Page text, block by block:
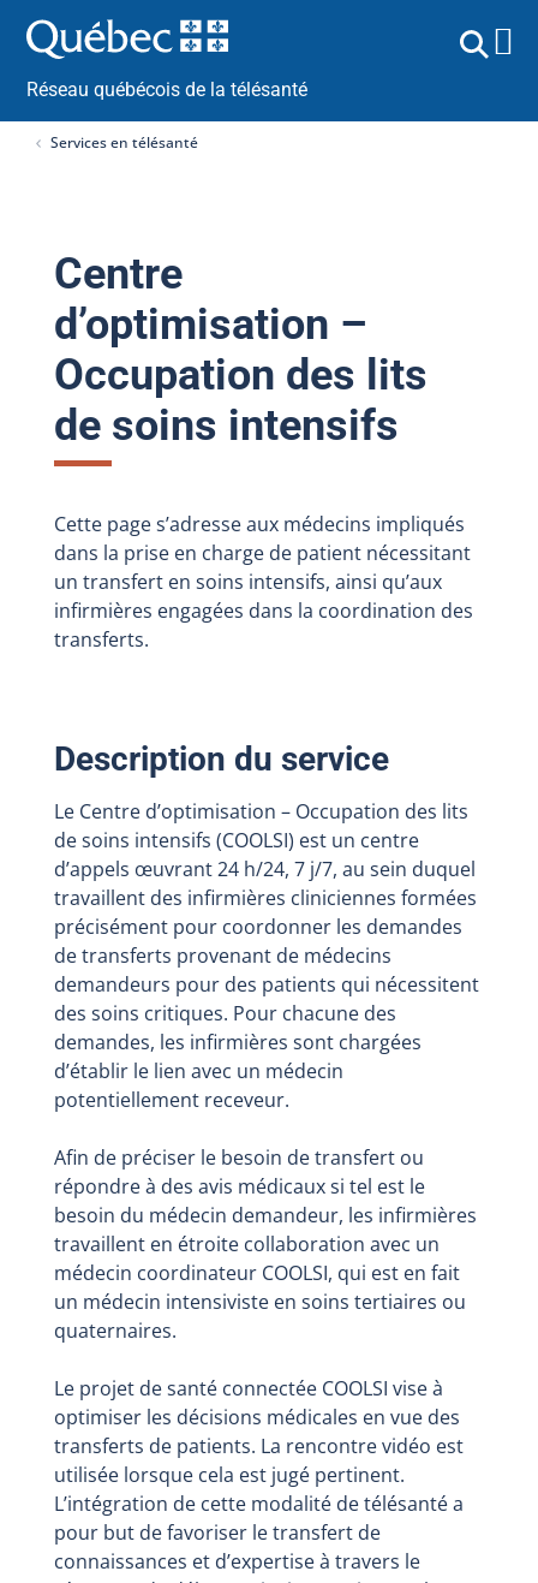
Réseau québécois de la télésanté
Services en télésanté
Centre
d’optimisation –
Occupation des lits
de soins intensifs
Cette page s’adresse aux médecins impliqués
dans la prise en charge de patient nécessitant
un transfert en soins intensifs, ainsi qu’aux
infirmières engagées dans la coordination des
transferts.
Description du service
Le Centre d’optimisation – Occupation des lits
de soins intensifs (COOLSI) est un centre
d’appels œuvrant 24 h/24, 7 j/7, au sein duquel
travaillent des infirmières cliniciennes formées
précisément pour coordonner les demandes
de transferts provenant de médecins
demandeurs pour des patients qui nécessitent
des soins critiques. Pour chacune des
demandes, les infirmières sont chargées
d’établir le lien avec un médecin
potentiellement receveur.
Afin de préciser le besoin de transfert ou
répondre à des avis médicaux si tel est le
besoin du médecin demandeur, les infirmières
travaillent en étroite collaboration avec un
médecin coordinateur COOLSI, qui est en fait
un médecin intensiviste en soins tertiaires ou
quaternaires.
Le projet de santé connectée COOLSI vise à
optimiser les décisions médicales en vue des
transferts de patients. La rencontre vidéo est
utilisée lorsque cela est jugé pertinent.
L’intégration de cette modalité de télésanté a
pour but de favoriser le transfert de
connaissances et d’expertise à travers le